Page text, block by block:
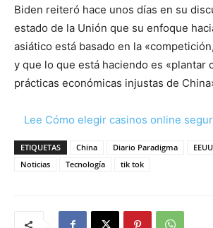
Biden reiteró hace unos días en su
estado de la Unión que su enfoque
asiático está basado en la
y que lo que está haciendo es «plantar
prácticas económicas injustas de
Lee Cómo elegir casinos online
ETIQUETAS China Diario Paradigma
Noticias
Tecnología tik tok